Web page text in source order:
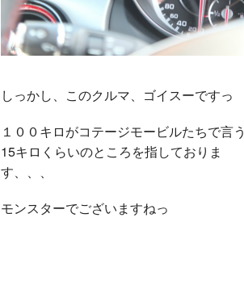
しっかし、このクルマ、ゴイスーですっ
１００キロがコテージモービルたちで言う
15キロくらいのところを指しておりま
す、、、
モンスターでございますねっ